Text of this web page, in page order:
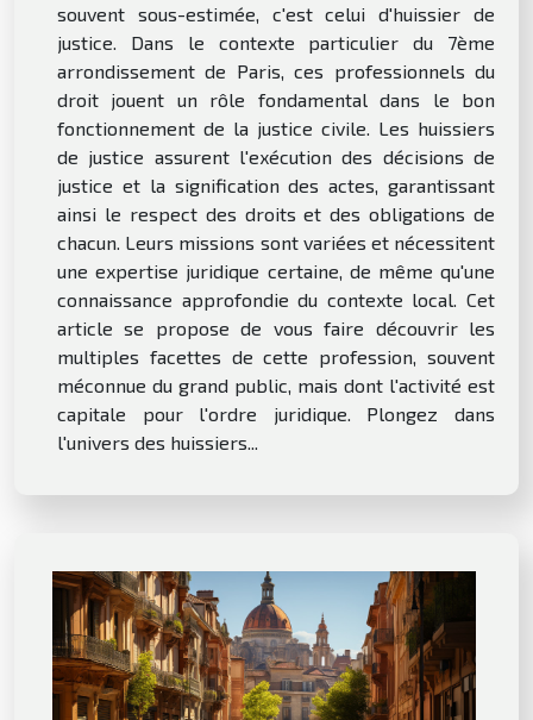
souvent sous-estimée, c'est celui d'huissier de
justice. Dans le contexte particulier du 7ème
arrondissement de Paris, ces professionnels du
droit jouent un rôle fondamental dans le bon
fonctionnement de la justice civile. Les huissiers
de justice assurent l'exécution des décisions de
justice et la signification des actes, garantissant
ainsi le respect des droits et des obligations de
chacun. Leurs missions sont variées et nécessitent
une expertise juridique certaine, de même qu'une
connaissance approfondie du contexte local. Cet
article se propose de vous faire découvrir les
multiples facettes de cette profession, souvent
méconnue du grand public, mais dont l'activité est
capitale pour l'ordre juridique. Plongez dans
l'univers des huissiers...